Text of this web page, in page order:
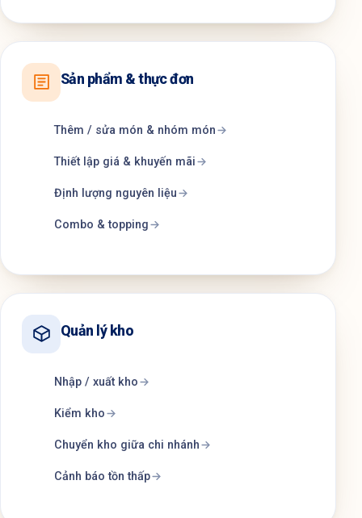
Sản phẩm & thực đơn
Thêm / sửa món & nhóm món
Thiết lập giá & khuyến mãi
Định lượng nguyên liệu
Combo & topping
Quản lý kho
Nhập / xuất kho
Kiểm kho
Chuyển kho giữa chi nhánh
Cảnh báo tồn thấp